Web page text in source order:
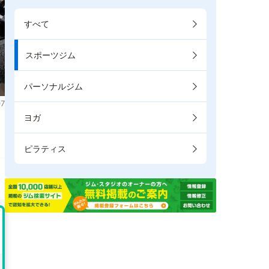
すべて
スポーツジム
パーソナルジム
ヨガ
ピラティス